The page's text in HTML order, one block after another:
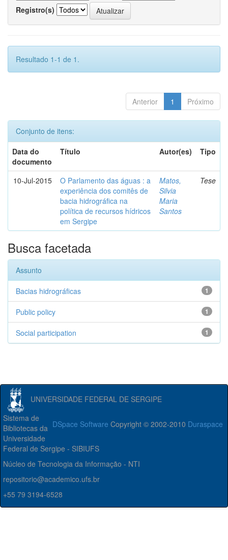
Registro(s)
Resultado 1-1 de 1.
Anterior 1 Próximo
Conjunto de itens:
Data do
documento
Título Autor(es) Tipo
10-Jul-2015
O Parlamento das águas : a
experiência dos comitês de
bacia hidrográfica na
política de recursos hídricos
em Sergipe
Matos,
Silvia
Maria
Santos
Tese
Busca facetada
Assunto
1
Bacias hidrográficas
1
Public policy
1
Social participation
UNIVERSIDADE FEDERAL DE SERGIPE
DSpace Software Copyright © 2002-2010 Duraspace
Sistema de
Bibliotecas da
Universidade
Federal de Sergipe - SIBIUFS
Núcleo de Tecnologia da Informação - NTI
repositorio@academico.ufs.br
+55 79 3194-6528